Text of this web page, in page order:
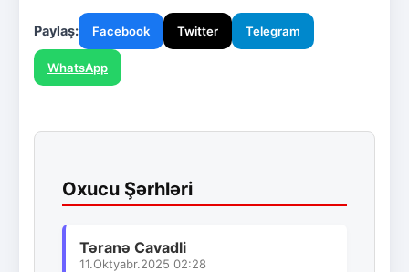
Paylaş: Facebook Twitter Telegram
WhatsApp
Oxucu Şərhləri
Təranə Cavadli
11.Oktyabr.2025 02:28